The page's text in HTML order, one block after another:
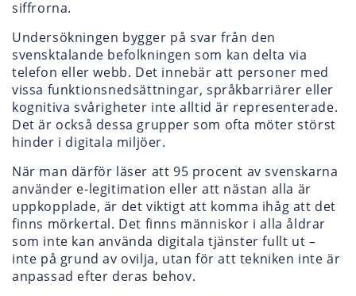
siffrorna.
Undersökningen bygger på svar från den
svensktalande befolkningen som kan delta via
telefon eller webb. Det innebär att personer med
vissa funktionsnedsättningar, språkbarriärer eller
kognitiva svårigheter inte alltid är representerade.
Det är också dessa grupper som ofta möter störst
hinder i digitala miljöer.
När man därför läser att 95 procent av svenskarna
använder e-legitimation eller att nästan alla är
uppkopplade, är det viktigt att komma ihåg att det
finns mörkertal. Det finns människor i alla åldrar
som inte kan använda digitala tjänster fullt ut –
inte på grund av ovilja, utan för att tekniken inte är
anpassad efter deras behov.